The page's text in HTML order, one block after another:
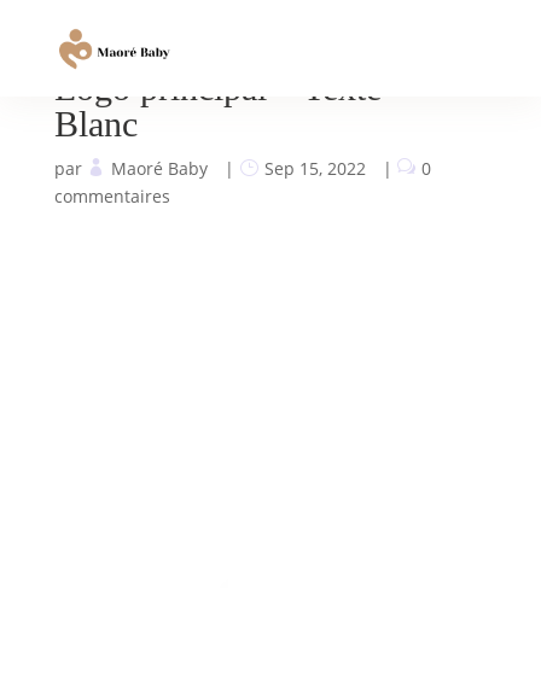
Logo principal – Texte –
Blanc
par Maoré Baby | Sep 15, 2022 |
0
commentaires